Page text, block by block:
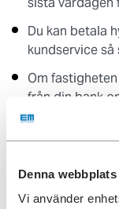
Denna
Vi använder
Du kan betala
kundservice
Om
från din bank
registrering av
Har du frågor
Indextillägg